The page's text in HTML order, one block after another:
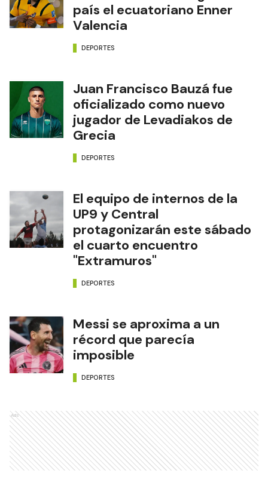
país el ecuatoriano Enner
Valencia
DEPORTES
Juan Francisco Bauzá fue
oficializado como nuevo
jugador de Levadiakos de
Grecia
DEPORTES
El equipo de internos de la
UP9 y Central
protagonizarán este sábado
el cuarto encuentro
"Extramuros"
DEPORTES
Messi se aproxima a un
récord que parecía
imposible
DEPORTES
Ads